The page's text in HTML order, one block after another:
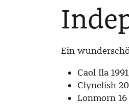
Ein
Caol Ila
Clynelish
Lonmorn